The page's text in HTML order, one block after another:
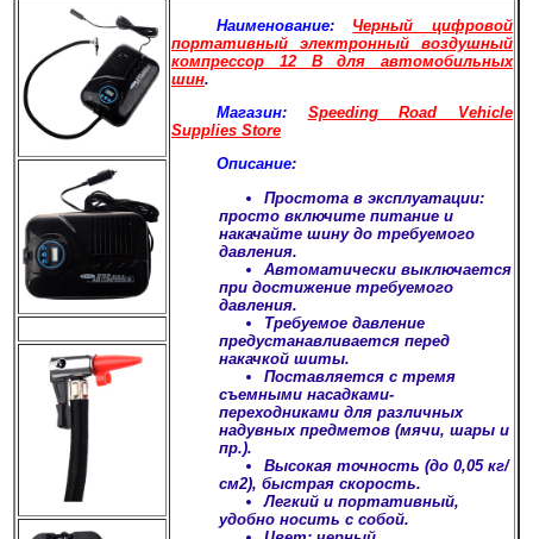
Наименование: Черный цифровой
портативный электронный воздушный
компрессор 12 В для автомобильных
шин.
Магазин: Speeding Road Vehicle
Supplies Store
Описание:
Простота в эксплуатации:
просто включите питание и
накачайте шину до требуемого
давления.
Автоматически выключается
при достижение требуемого
давления.
Требуемое давление
предустанавливается перед
накачкой шиты.
Поставляется с тремя
съемными насадками-
переходниками для различных
надувных предметов (мячи, шары и
пр.).
Высокая точность (до 0,05 кг/
см2), быстрая скорость.
Легкий и портативный,
удобно носить с собой.